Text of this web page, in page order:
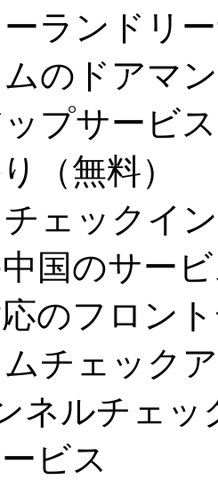
ランドリ
のドアマン
プサービス
（無料）
ェックイ
国のサー
のフロン
チェック
ネルチェッ
ビス